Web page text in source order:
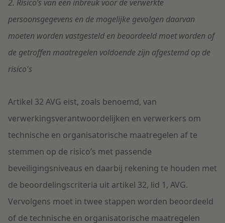
2. Risico’s van een inbreuk voor de verwerkte
persoonsgegevens en de mogelijke gevolgen daarvan
moeten worden vastgesteld en beoordeeld moet worden of
de getroffen maatregelen voldoende zijn afgestemd op de
risico's
Artikel 32 AVG eist, zoals benoemd, van
verwerkingsverantwoordelijken en verwerkers om
technische en organisatorische maatregelen af te
stemmen op de risico’s met passende
beveiligingsniveaus en daarbij rekening te houden met
de beoordelingscriteria uit artikel 32, lid 1, AVG.
Vervolgens moet in twee stappen worden beoordeeld
of de technische en organisatorische maatregelen